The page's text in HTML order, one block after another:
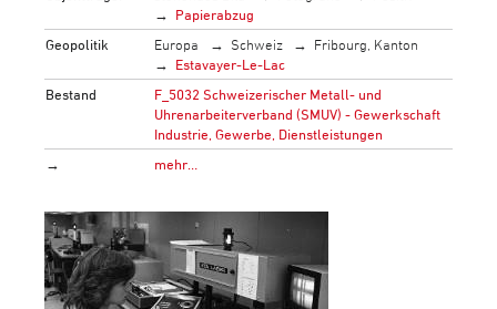
Papierabzug
Geopolitik
Europa Schweiz
Fribourg, Kanton
Estavayer-Le-Lac
Bestand
F_5032 Schweizerischer Metall- und
Uhrenarbeiterverband (SMUV) - Gewerkschaft
Industrie, Gewerbe, Dienstleistungen
→
mehr…